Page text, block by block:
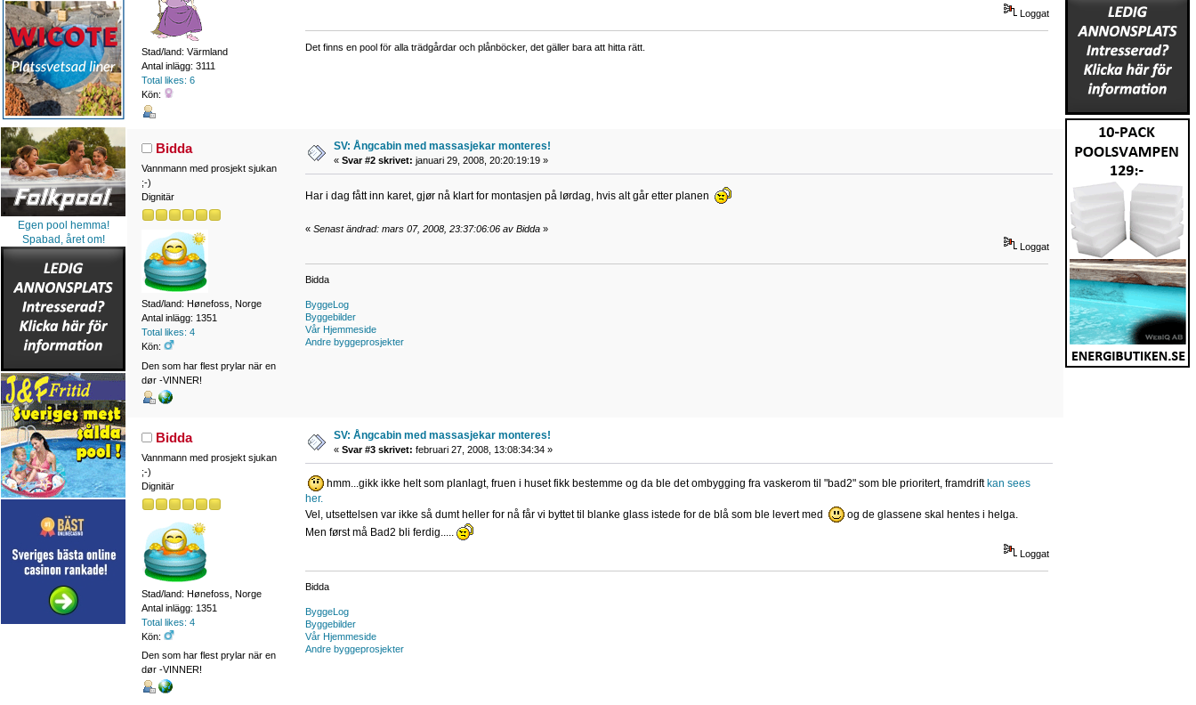
Egen pool hemma!
Spabad, året om!
Stad/land: Värmland
Antal inlägg: 3111
Total likes: 6
Kön:
Loggat
Det finns en pool för alla trädgårdar och plånböcker, det gäller bara att hitta rätt.
Bidda
Vannmann med prosjekt sjukan
;-)
Dignitär
Stad/land: Hønefoss, Norge
Antal inlägg: 1351
Total likes: 4
Kön:
Den som har flest prylar när en
dør -VINNER!
SV: Ångcabin med massasjekar monteres!
« Svar #2 skrivet: januari 29, 2008, 20:20:19:19 »
Har i dag fått inn karet, gjør nå klart for montasjen på lørdag, hvis alt går etter planen
« Senast ändrad: mars 07, 2008, 23:37:06:06 av Bidda»
Loggat
Bidda
ByggeLog
Byggebilder
Vår Hjemmeside
Andre byggeprosjekter
Bidda
Vannmann med prosjekt sjukan
;-)
Dignitär
Stad/land: Hønefoss, Norge
Antal inlägg: 1351
Total likes: 4
Kön:
Den som har flest prylar när en
dør -VINNER!
SV: Ångcabin med massasjekar monteres!
« Svar #3 skrivet: februari 27, 2008, 13:08:34:34 »
hmm...gikk ikke helt som planlagt, fruen i huset fikk bestemme og da ble det ombygging fra vaskerom til "bad2" som ble prioritert, framdriftkan sees
her.
Vel, utsettelsen var ikke så dumt heller for nå får vi byttet til blanke glass istede for de blå som ble levert med
og de glassene skal hentes i helga.
Men først må Bad2 bli ferdig.....
Loggat
Bidda
ByggeLog
Byggebilder
Vår Hjemmeside
Andre byggeprosjekter